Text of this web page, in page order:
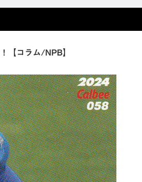
【コラム/NPB】